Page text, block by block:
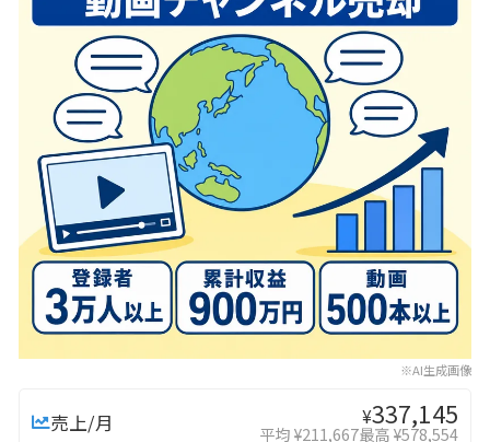
※AI生成画像
売上/月 ¥337,145
平均 ¥211,667最高 ¥578,554